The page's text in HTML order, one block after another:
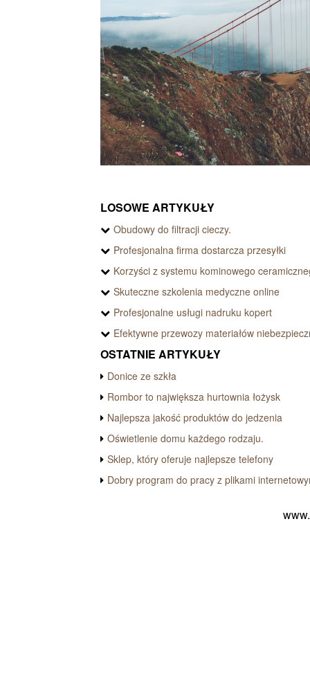
LOSOWE ARTYKUŁY
Obudowy do filtracji cieczy.
Profesjonalna firma dostarcza przesyłki
Korzyści z systemu kominowego
Skuteczne szkolenia medyczne online
Profesjonalne usługi nadruku kopert
Efektywne przewozy materiałów
OSTATNIE ARTYKUŁY
Donice ze szkła
Rombor to największa hurtownia łożysk
Najlepsza jakość produktów do jedzenia
Oświetlenie domu każdego rodzaju.
Sklep, który oferuje najlepsze telefony
Dobry program do pracy z plikami